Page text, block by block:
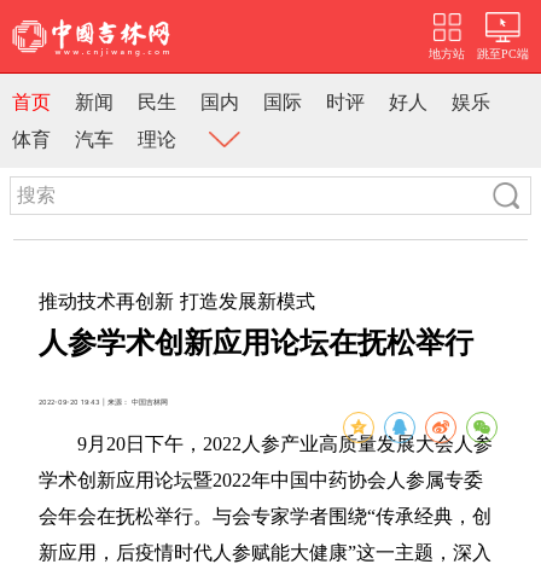
地方站 跳至PC端
首页 新闻 民生 国内 国际 时评 好人
娱乐
体育
汽车 理论
推动技术再创新 打造发展新模式
人参学术创新应用论坛在抚松举行
2022-09-20 19:43 | 来源： 中国吉林网
9月20日下午，2022人参产业高质量发展大会人参
学术创新应用论坛暨2022年中国中药协会人参属专委
会年会在抚松举行。与会专家学者围绕“传承经典，创
新应用，后疫情时代人参赋能大健康”这一主题，深入